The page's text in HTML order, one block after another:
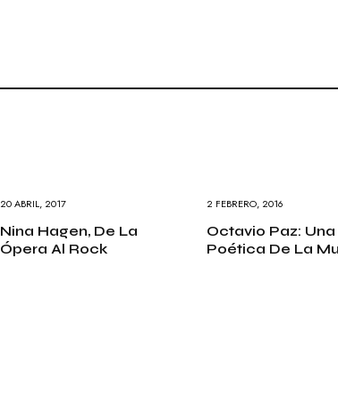
20 ABRIL, 2017
Nina Hagen, De La
Ópera Al Rock
2 FEBRERO, 2016
Octavio Paz: Una
Poética De La